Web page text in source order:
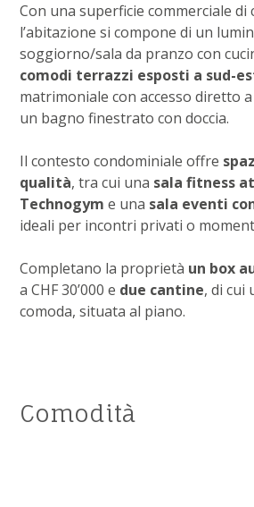
Con una superficie commerciale di
l’abitazione si compone di un
soggiorno/sala da pranzo con
comodi terrazzi esposti a sud-
matrimoniale con accesso diretto
un bagno finestrato con doccia.
Il contesto condominiale offre
qualità, tra cui una sala fitness
Technogym e una sala eventi
ideali per incontri privati o
Completano la proprietà un box
a CHF 30’000 e due cantine, di cui
comoda, situata al piano.
Comodità